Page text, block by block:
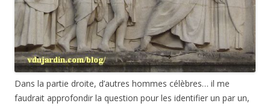
Dans la partie droite, d’autres hommes célèbres… il me
faudrait approfondir la question pour les identifier un par un,